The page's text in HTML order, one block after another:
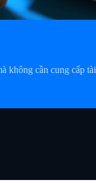
không cần cung cấp tài